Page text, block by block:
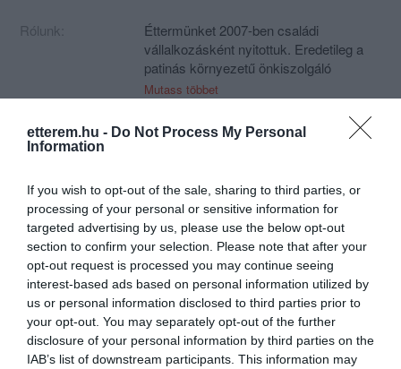
etterem.hu - Do Not Process My Personal
Information
If you wish to opt-out of the sale, sharing to third parties, or
processing of your personal or sensitive information for
targeted advertising by us, please use the below opt-out
section to confirm your selection. Please note that after your
opt-out request is processed you may continue seeing
interest-based ads based on personal information utilized by
us or personal information disclosed to third parties prior to
your opt-out. You may separately opt-out of the further
disclosure of your personal information by third parties on the
IAB’s list of downstream participants. This information may
Rólunk:
Éttermünket 2007-ben családi
vállalkozásként nyitottuk. Eredetileg a
patinás környezetű önkiszolgáló
rendszerrel is működő éttermet
látványkonyhás étterem lett.
egy felejthetetlen ebéd, illetve vacsora
eltöltéséhez. Küldetésünk, hogy a
barátságos kiszolgálás mellett, kiváló
minőségű ételeket és jó szekszárdi
borokat fogyasszanak vendégeink.
Telefon: +36 30 691 9688 | +36 30 691
9677
+36 74 411 789
Mutass többet
7100 Szekszárd, Szent István tér 3-5.
+36 30 691 9688
info@toscana-etterem.hu
http://www.toscanaetterem.hu/
fb.com/toscanalatvanyhonyha/